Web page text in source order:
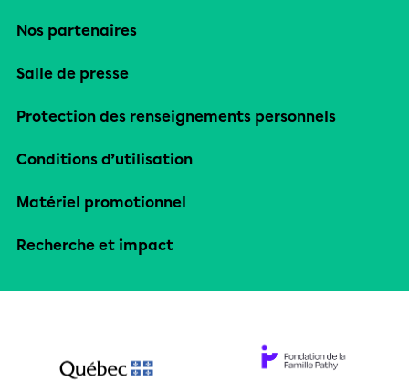
Nos partenaires
Salle de presse
Protection des renseignements personnels
Conditions d’utilisation
Matériel promotionnel
Recherche et impact